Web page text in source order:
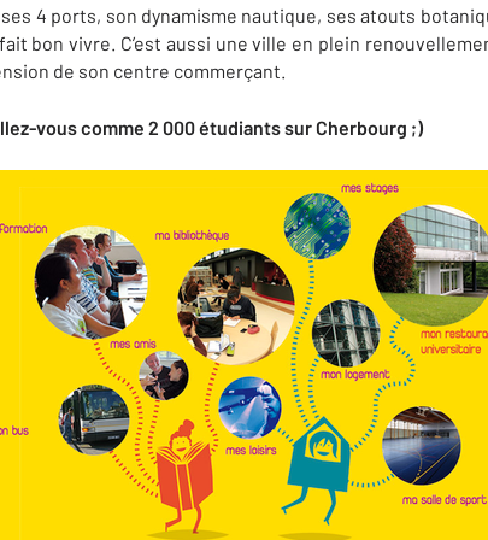
4 ports, son dynamisme nautique, ses atouts
bon vivre. C’est aussi une ville en plein
de son centre commerçant.
vous comme 2 000 étudiants sur Cherbourg ;)